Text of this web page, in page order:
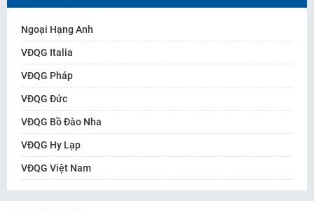
Ngoại Hạng Anh
VĐQG Italia
VĐQG Pháp
VĐQG Đức
VĐQG Bồ Đào Nha
VĐQG Hy Lạp
VĐQG Việt Nam